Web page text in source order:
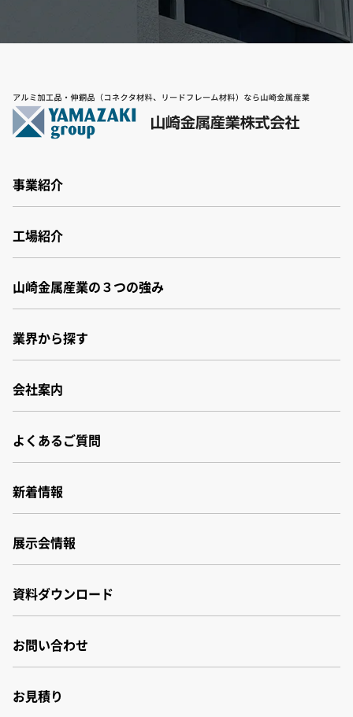
事業紹介
非鉄金属素材
非鉄金属加工
アルミスラブ材
その他
工場紹介
群馬工場
福井工場
小松事業所
山崎金属産業の３つの強み
業界から探す
会社案内
会社概要
事業所・関連会社
沿革
サステナビリティ
よくあるご質問
新着情報
展示会情報
資料ダウンロード
お問い合わせ
お見積り